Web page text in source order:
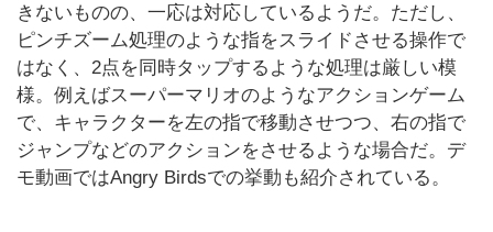
きないものの、一応は対応しているようだ。ただし、
ピンチズーム処理のような指をスライドさせる操作で
はなく、2点を同時タップするような処理は厳しい模
様。例えばスーパーマリオのようなアクションゲーム
で、キャラクターを左の指で移動させつつ、右の指で
ジャンプなどのアクションをさせるような場合だ。デ
モ動画ではAngry Birdsでの挙動も紹介されている。